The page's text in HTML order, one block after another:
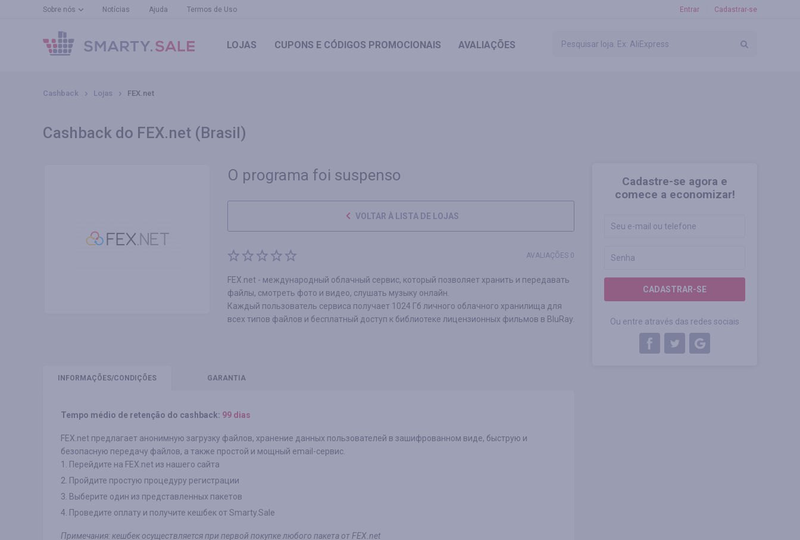
Sobre nós Notícias Ajuda Termos de Uso Entrar Cadastrar-se
LOJAS CUPONS E CÓDIGOS PROMOCIONAIS AVALIAÇÕES
Cashback Lojas FEX.net
Cashback do FEX.net (Brasil)
Cadastre-se agora e
comece a economizar!
CADASTRAR-SE
Ou entre através das redes sociais
O programa foi suspenso
VOLTAR À LISTA DE LOJAS
AVALIAÇÕES 0
FEX.net - международный облачный сервис, который позволяет хранить и передавать
файлы, смотреть фото и видео, слушать музыку онлайн.
Каждый пользователь сервиса получает 1024 Гб личного облачного хранилища для
всех типов файлов и бесплатный доступ к библиотеке лицензионных фильмов в BluRay.
INFORMAÇÕES/CONDIÇÕES GARANTIA
Tempo médio de retenção do cashback: 99 dias
FEX.net предлагает анонимную загрузку файлов, хранение данных пользователей в зашифрованном виде, быструю и
безопасную передачу файлов, а также простой и мощный email-сервис.
1. Перейдите на FEX.net из нашего сайта
2. Пройдите простую процедуру регистрации
3. Выберите один из представленных пакетов
4. Проведите оплату и получите кешбек от Smarty.Sale
Примечания: кешбек осуществляется при первой покупке любого пакета от FEX.net